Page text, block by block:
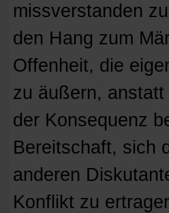
missverstanden
den Hang zum
Offenheit, die
zu äußern,
der Konsequenz
Bereitschaft, sich
anderen
Konflikt zu